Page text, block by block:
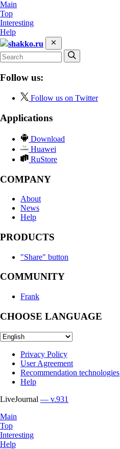
Main
Top
Interesting
Help
shakko.ru
Follow us:
Follow us on Twitter
Applications
Download
Huawei
RuStore
COMPANY
About
News
Help
PRODUCTS
"Share" button
COMMUNITY
Frank
CHOOSE LANGUAGE
Privacy Policy
User Agreement
Recommendation technologies
Help
LiveJournal — v.931
Main
Top
Interesting
Help